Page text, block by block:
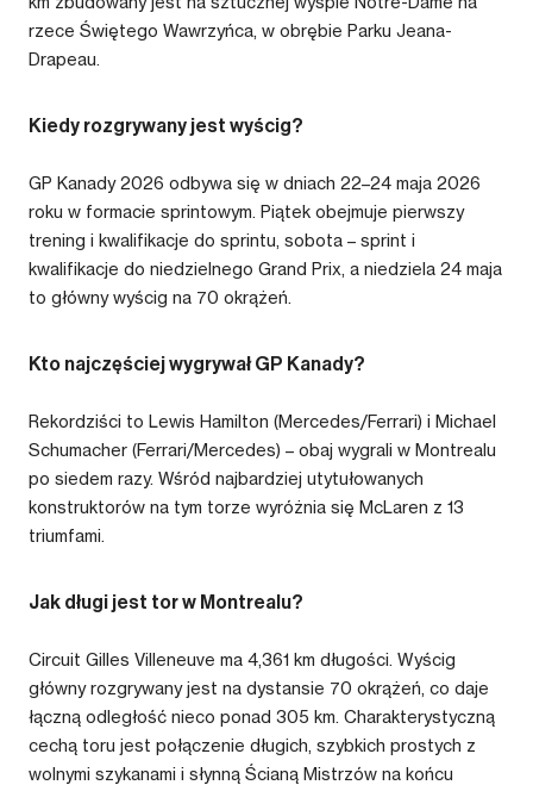
rzece Świętego Wawrzyńca, w obrębie Parku Jeana-
Drapeau.
Kiedy rozgrywany jest wyścig?
GP Kanady 2026 odbywa się w dniach 22–24 maja 2026
roku w formacie sprintowym. Piątek obejmuje pierwszy
trening i kwalifikacje do sprintu, sobota – sprint i
kwalifikacje do niedzielnego Grand Prix, a niedziela 24 maja
to główny wyścig na 70 okrążeń.
Kto najczęściej wygrywał GP Kanady?
Rekordziści to Lewis Hamilton (Mercedes/Ferrari) i Michael
Schumacher (Ferrari/Mercedes) – obaj wygrali w Montrealu
po siedem razy. Wśród najbardziej utytułowanych
konstruktorów na tym torze wyróżnia się McLaren z 13
triumfami.
Jak długi jest tor w Montrealu?
Circuit Gilles Villeneuve ma 4,361 km długości. Wyścig
główny rozgrywany jest na dystansie 70 okrążeń, co daje
łączną odległość nieco ponad 305 km. Charakterystyczną
cechą toru jest połączenie długich, szybkich prostych z
wolnymi szykanami i słynną Ścianą Mistrzów na końcu